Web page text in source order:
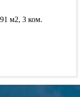
м2, 3 ком.